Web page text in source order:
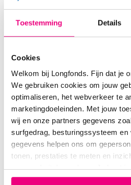
Toestemming Details
Cookies
Welkom bij Longfonds. Fijn dat je
We gebruiken cookies om jouw
optimaliseren, het webverkeer te
marketingdoeleinden. Met jouw
wij en onze partners gegevens
surfgedrag, besturingssysteem en
gegevens helpen ons om
tonen, prestaties te meten en
moment wijzigen of intrekken via
Ik heb alles wat ik nog had uit
halve courgette, bakje
potje pesto, stukje chorizo,
een restje kookroom. Het werd
Loginofregistreerom te reageren
emsepems 13-
Oe, wat zal ik eens eten